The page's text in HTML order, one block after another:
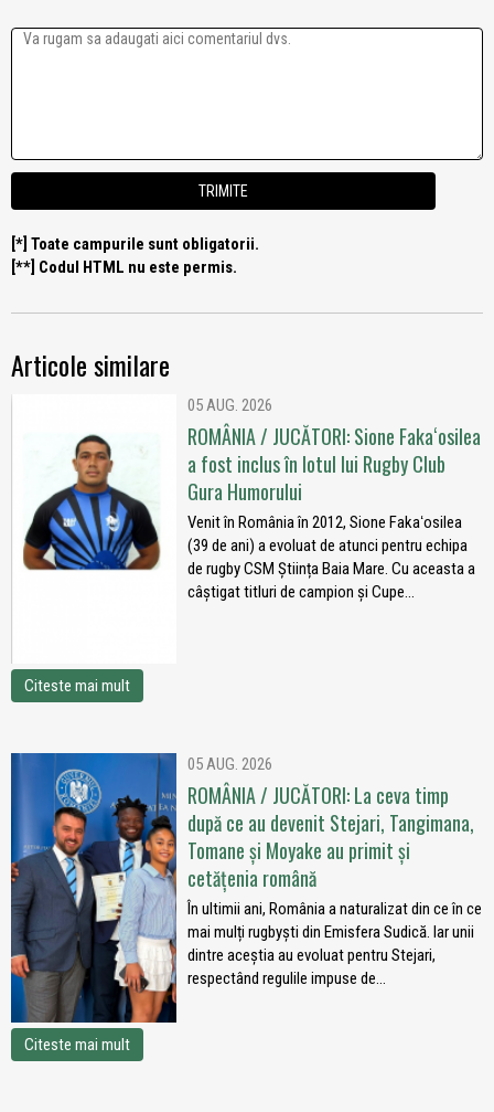
[*] Toate campurile sunt obligatorii.
[**] Codul HTML nu este permis.
Articole similare
05 AUG. 2026
ROMÂNIA / JUCĂTORI: Sione Fakaʻosilea
a fost inclus în lotul lui Rugby Club
Gura Humorului
Venit în România în 2012, Sione Fakaʻosilea
(39 de ani) a evoluat de atunci pentru echipa
de rugby CSM Știința Baia Mare. Cu aceasta a
câștigat titluri de campion și Cupe...
Citeste mai mult
05 AUG. 2026
ROMÂNIA / JUCĂTORI: La ceva timp
după ce au devenit Stejari, Tangimana,
Tomane și Moyake au primit și
cetățenia română
În ultimii ani, România a naturalizat din ce în ce
mai mulți rugbyști din Emisfera Sudică. Iar unii
dintre aceștia au evoluat pentru Stejari,
respectând regulile impuse de...
Citeste mai mult